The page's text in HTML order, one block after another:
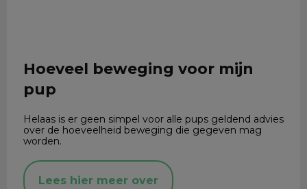
Hoeveel beweging voor mijn
pup
Helaas is er geen simpel voor alle pups geldend advies
over de hoeveelheid beweging die gegeven mag
worden.
Lees hier meer over